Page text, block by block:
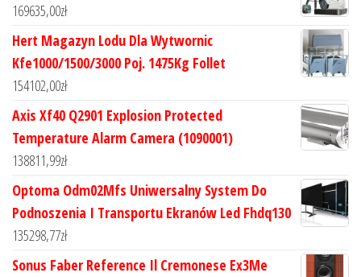
169635,00zł
Hert Magazyn Lodu Dla Wytwornic
Kfe1000/1500/3000 Poj. 1475Kg Follet
154102,00zł
Axis Xf40 Q2901 Explosion Protected
Temperature Alarm Camera (1090001)
138811,99zł
Optoma Odm02Mfs Uniwersalny System Do
Podnoszenia I Transportu Ekranów Led Fhdq130
135298,77zł
Sonus Faber Reference Il Cremonese Ex3Me